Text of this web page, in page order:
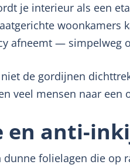
je interieur als een
woonkamers
afneemt —
de gordijnen
veel mensen naar
en anti-
dunne folielagen die op